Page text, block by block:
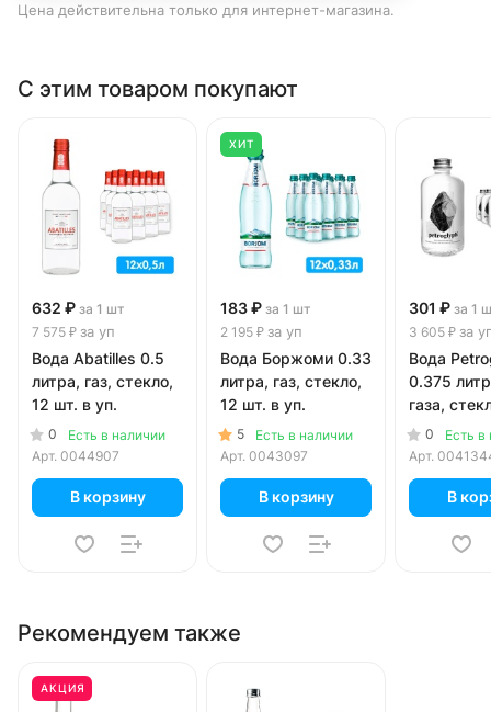
Цена действительна только для интернет-магазина.
С этим товаром покупают
632 ₽ за 1 шт
7 575 ₽ за уп
Вода Abatilles 0.5
литра, газ, стекло,
12 шт. в уп.
0
Есть в наличии
Арт. 0044907
В корзину
ХИТ
183 ₽ за 1 шт
2 195 ₽ за уп
Вода Боржоми 0.33
литра, газ, стекло,
12 шт. в уп.
5
Есть в наличии
Арт. 0043097
В корзину
301 ₽ за 1
3 605 ₽ за
Вода
0.375
газа,
в уп.
0
Есть в
Арт.
В
Рекомендуем также
АКЦИЯ